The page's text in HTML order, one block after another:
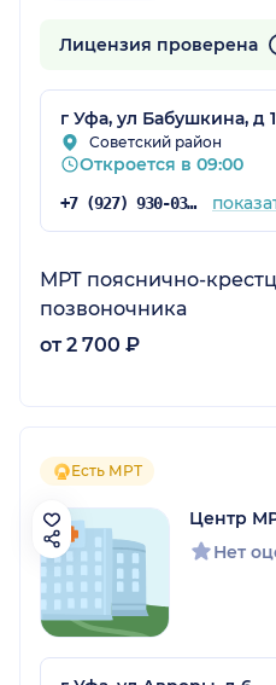
Лицензия проверена
г Уфа, ул Бабушкина, д
Советский район
Откроется в 09:00
+7 (927) 930-03-03
МРТ пояснично-
позвоночника
от 2 700 ₽
Есть МРТ
Центр
Нет